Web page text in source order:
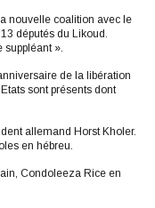
nouvelle coalition avec le
députés du Likoud.
».
de la libération
sont présents dont
allemand Horst Kholer.
en hébreu.
Condoleeza Rice en